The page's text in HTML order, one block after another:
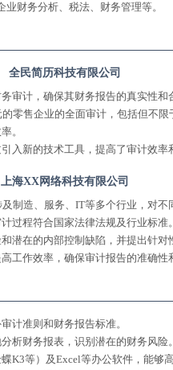
财务分析、税法、财务管理等。
全民简历科技有限公司
审计，确保其财务报告的真实性和
零售企业的全面审计，包括但不
。
入新的技术工具，提高了审计效率
上海XX网络科技有限公司
制造、服务、IT等多个行业，对不
过程符合国家法律法规及行业标准。
潜在的内部控制缺陷，并提出针对
工作效率，确保审计报告的准确性
计准则和财务报告标准。
析财务报表，识别潜在的财务风险。
K3等）及Excel等办公软件，能够